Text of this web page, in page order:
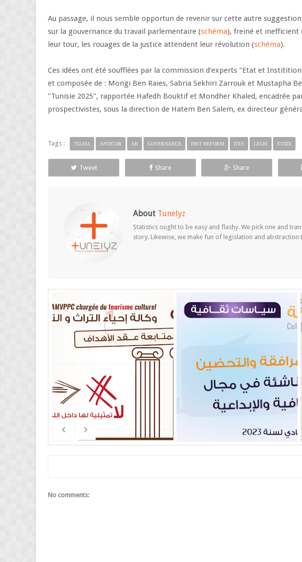
Au passage, il nous semble opportun de revenir sur cette autre
sur la gouvernance du travail parlementaire (schéma), freiné et inefficient
leur tour, les rouages de la justice attendent leur révolution (schéma).
Ces idées ont été soufflées par la commission d'experts "Etat et
et composée de : Mongi Ben Raies, Sabria Sekhiri Zarrouk et Mustapha
"Tunisie 2025", rapportée Hafedh Bouktif et Mondher Khaled, encadrée
prospectivistes, sous la direction de Hatem Ben Salem, ex directeur
Tags : 7ELMA ANTICOR AR GOVERNANCE INST REFORM ITES LEGIS STATE
Tweet Share Share
About Tunelyz
Statistics ought to be easy and flashy. We pick one and
story. Likewise, we make fun of legislation and
No comments: